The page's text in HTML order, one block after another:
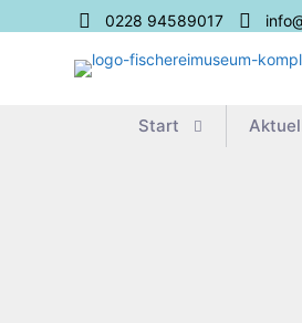
0228 94589017
Start